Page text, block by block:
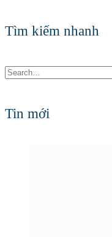
Tìm kiếm nhanh
Tin mới